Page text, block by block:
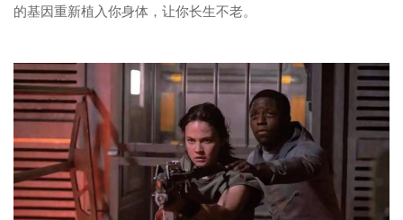
的基因重新植入你身体，让你长生不老。